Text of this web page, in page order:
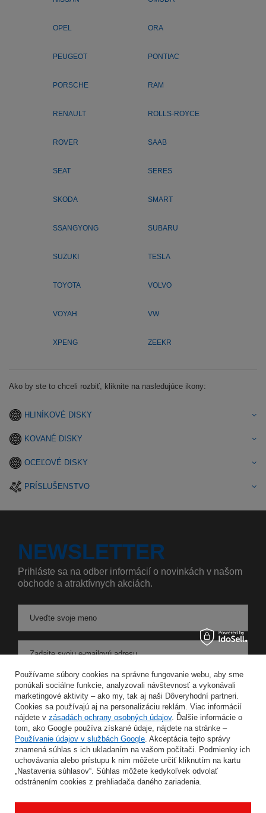
OPEL ORA
PEUGEOT PONTIAC
PORSCHE RAM
RENAULT ROLLS-ROYCE
ROVER SAAB
SEAT SERES
SKODA SMART
SSANGYONG SUBARU
SUZUKI TESLA
TOYOTA VOLVO
VOYAH VW
XPENG ZEEKR
Ako by ste to chceli rozbiť, kliknite na nasledujúce ikony:
HLINÍKOVÉ DISKY
KOVANÉ DISKY
OCEĽOVÉ DISKY
PRÍSLUŠENSTVO
NEWSLETTER
Prihláste sa na odber informácií o novinkách v našom
obchode a atraktívnych akciách.
Uveďte svoje meno
Zadajte svoju e-mailovú adresu
Súhlasím so spracovaním svojich osobných údajov na účely a v rozsahu služby Newsletter v
ULOŽIŤ
INFORMÁCIE
Používame súbory cookies na správne fungovanie webu, aby sme
ponúkali sociálne funkcie, analyzovali návštevnosť a vykonávali
marketingové aktivity – ako my, tak aj naši Dôveryhodní partneri.
Cookies sa používajú aj na personalizáciu reklám. Viac informácií
nájdete v zásadách ochrany osobných údajov. Ďalšie informácie o
tom, ako Google používa získané údaje, nájdete na stránke –
Používanie údajov v službách Google. Akceptácia tejto správy
znamená súhlas s ich ukladaním na vašom počítači. Podmienky ich
uchovávania alebo prístupu k nim môžete určiť kliknutím na kartu
„Nastavenia súhlasov“. Súhlas môžete kedykoľvek odvolať
odstránením cookies z prehliadača daného zariadenia.